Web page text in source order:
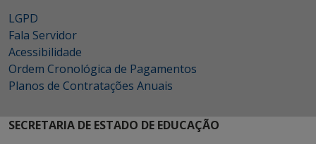
LGPD
Fala Servidor
Acessibilidade
Ordem Cronológica de Pagamentos
Planos de Contratações Anuais
SECRETARIA DE ESTADO DE EDUCAÇÃO